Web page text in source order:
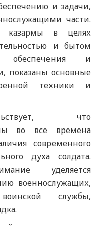
и задачи,
части.
казармы в целях
и бытом
обеспечения и
показаны основные
техники и
что
во все времена
современного
духа солдата.
уделяется
военнослужащих,
службы,